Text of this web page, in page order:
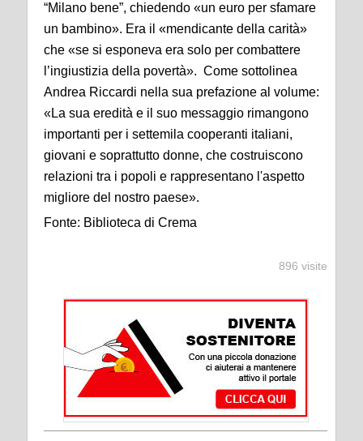
“Milano bene”, chiedendo «un euro per sfamare
un bambino». Era il «mendicante della carità»
che «se si esponeva era solo per combattere
l’ingiustizia della povertà». Come sottolinea
Andrea Riccardi nella sua prefazione al volume:
«La sua eredità e il suo messaggio rimangono
importanti per i settemila cooperanti italiani,
giovani e soprattutto donne, che costruiscono
relazioni tra i popoli e rappresentano l'aspetto
migliore del nostro paese».
Fonte: Biblioteca di Crema
896 visite